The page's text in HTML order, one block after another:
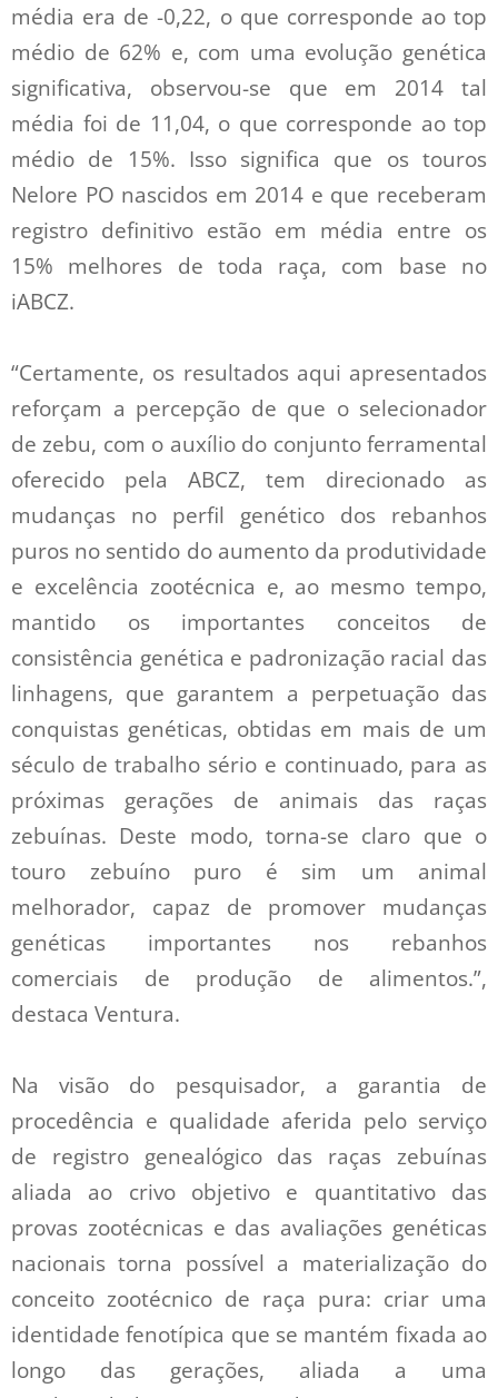
média era de -0,22, o que corresponde ao top
médio de 62% e, com uma evolução genética
significativa, observou-se que em 2014 tal
média foi de 11,04, o que corresponde ao top
médio de 15%. Isso significa que os touros
Nelore PO nascidos em 2014 e que receberam
registro definitivo estão em média entre os
15% melhores de toda raça, com base no
iABCZ.
“Certamente, os resultados aqui apresentados
reforçam a percepção de que o selecionador
de zebu, com o auxílio do conjunto ferramental
oferecido pela ABCZ, tem direcionado as
mudanças no perfil genético dos rebanhos
puros no sentido do aumento da produtividade
e excelência zootécnica e, ao mesmo tempo,
mantido os importantes conceitos de
consistência genética e padronização racial das
linhagens, que garantem a perpetuação das
conquistas genéticas, obtidas em mais de um
século de trabalho sério e continuado, para as
próximas gerações de animais das raças
zebuínas. Deste modo, torna-se claro que o
touro zebuíno puro é sim um animal
melhorador, capaz de promover mudanças
genéticas importantes nos rebanhos
comerciais de produção de alimentos.”,
destaca Ventura.
Na visão do pesquisador, a garantia de
procedência e qualidade aferida pelo serviço
de registro genealógico das raças zebuínas
aliada ao crivo objetivo e quantitativo das
provas zootécnicas e das avaliações genéticas
nacionais torna possível a materialização do
conceito zootécnico de raça pura: criar uma
identidade fenotípica que se mantém fixada ao
longo das gerações, aliada a uma